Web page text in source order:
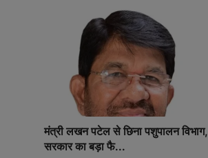
मंत्री लखन पटेल से छिना पशुपालन विभाग,
सरकार का बड़ा फै...